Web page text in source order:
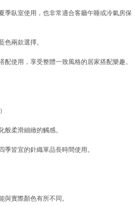
季臥室使用，也非常適合客廳午睡或冷氣房保
兩款選擇。
配使用，享受整體一致風格的居家搭配樂趣。
柔滑細緻的觸感。
皆宜的針織單品長時間使用。
實際顏色有所不同。